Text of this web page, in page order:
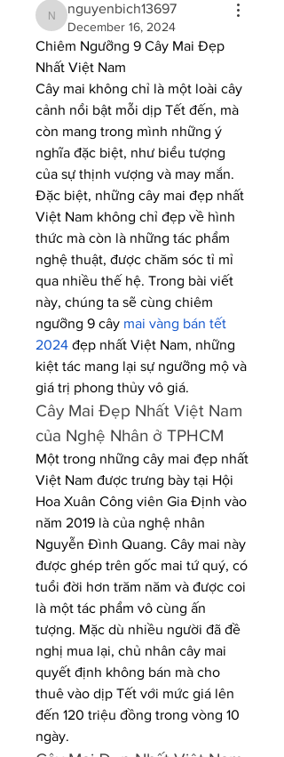
nguyenbich13697
nguyenbich13697
December 16, 2024
Chiêm Ngưỡng 9 Cây Mai Đẹp
Nhất Việt Nam
Cây mai không chỉ là một loài cây
cảnh nổi bật mỗi dịp Tết đến, mà
còn mang trong mình những ý
nghĩa đặc biệt, như biểu tượng
của sự thịnh vượng và may mắn.
Đặc biệt, những cây mai đẹp nhất
Việt Nam không chỉ đẹp về hình
thức mà còn là những tác phẩm
nghệ thuật, được chăm sóc tỉ mỉ
qua nhiều thế hệ. Trong bài viết
này, chúng ta sẽ cùng chiêm
ngưỡng 9 cây mai vàng bán tết
2024 đẹp nhất Việt Nam, những
kiệt tác mang lại sự ngưỡng mộ và
giá trị phong thủy vô giá.
Cây Mai Đẹp Nhất Việt Nam
của Nghệ Nhân ở TPHCM
Một trong những cây mai đẹp nhất
Việt Nam được trưng bày tại Hội
Hoa Xuân Công viên Gia Định vào
năm 2019 là của nghệ nhân
Nguyễn Đình Quang. Cây mai này
được ghép trên gốc mai tứ quý, có
tuổi đời hơn trăm năm và được coi
là một tác phẩm vô cùng ấn
tượng. Mặc dù nhiều người đã đề
nghị mua lại, chủ nhân cây mai
quyết định không bán mà cho
thuê vào dịp Tết với mức giá lên
đến 120 triệu đồng trong vòng 10
ngày.